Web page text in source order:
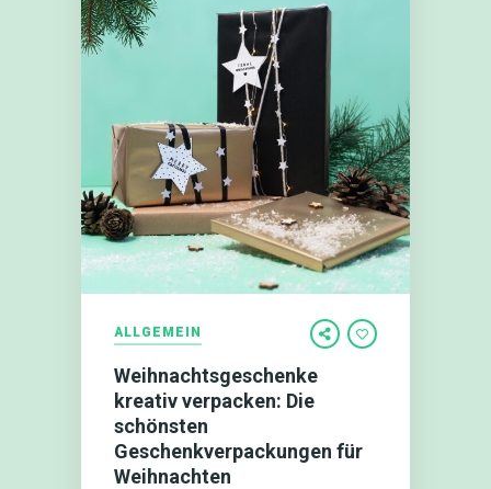
ALLGEMEIN
Weihnachtsgeschenke
kreativ verpacken: Die
schönsten
Geschenkverpackungen für
Weihnachten